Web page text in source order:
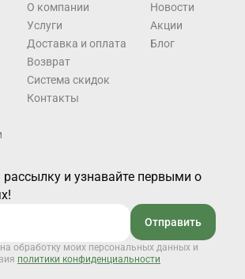
О компании
Услуги
Доставка и оплата
Возврат
Система скидок
Контакты
Новости
Акции
Блог
и узнавайте первыми о
Отправить
обработку моих персональных данных и
политики конфиденциальности